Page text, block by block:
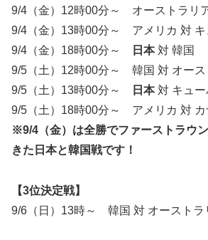
9/4（金）12時00分～ オーストラリ
9/4（金）13時00分～ アメリカ 対 キ
9/4（金）18時00分～
日本対 韓国
9/5（土）12時00分～ 韓国 対 オース
9/5（土）13時00分～
日本対 キュー
9/5（土）18時00分～ アメリカ 対 カ
※9/4（金）は全勝でファーストラウ
きた日本と韓国戦です！
【3位決定戦】
9/6（日）13時～ 韓国 対 オーストラ